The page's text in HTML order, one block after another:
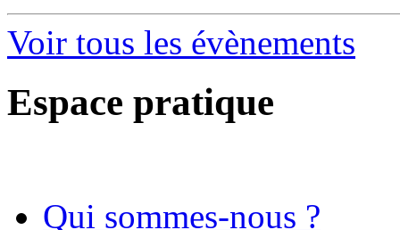
Voir tous les évènements
Espace pratique
Qui sommes-nous ?